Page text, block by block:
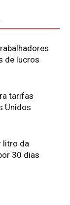
de lucros
tarifas
Unidos
litro da
30 dias